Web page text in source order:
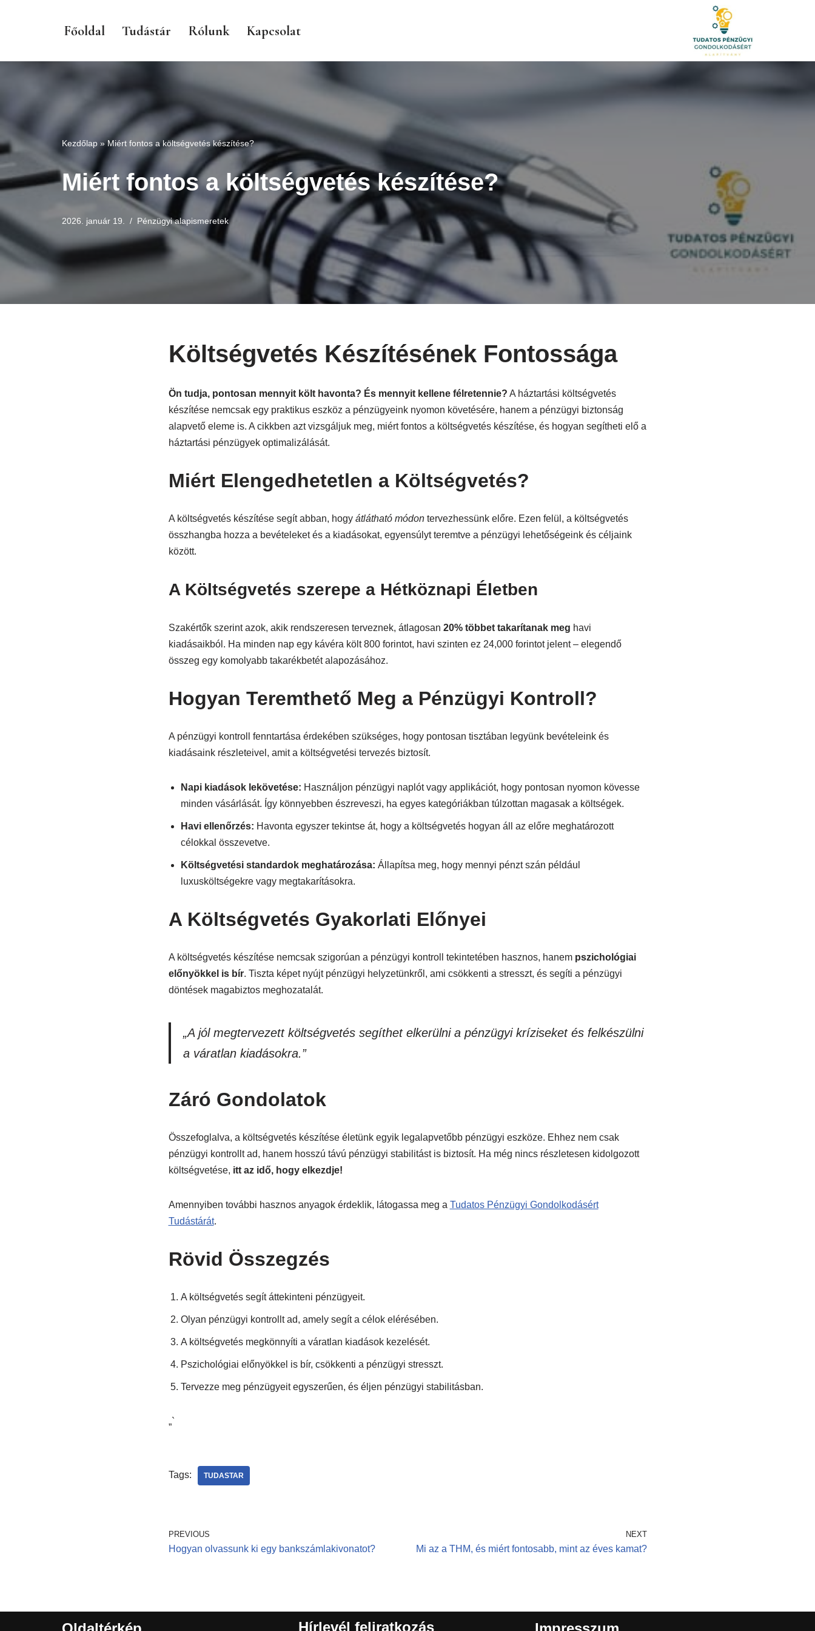
Főoldal Tudástár Rólunk Kapcsolat
Kezdőlap »Miért fontos a költségvetés készítése?
Miért fontos a költségvetés készítése?
2026. január 19. Pénzügyi alapismeretek
Költségvetés Készítésének Fontossága
Ön tudja, pontosan mennyit költ havonta? És mennyit kellene félretennie? A háztartási költségvetés
készítése nemcsak egy praktikus eszköz a pénzügyeink nyomon követésére, hanem a pénzügyi biztonság
alapvető eleme is. A cikkben azt vizsgáljuk meg, miért fontos a költségvetés készítése, és hogyan segítheti elő a
háztartási pénzügyek optimalizálását.
Miért Elengedhetetlen a Költségvetés?
A költségvetés készítése segít abban, hogy átlátható módontervezhessünk előre. Ezen felül, a költségvetés
összhangba hozza a bevételeket és a kiadásokat, egyensúlyt teremtve a pénzügyi lehetőségeink és céljaink
között.
A Költségvetés szerepe a Hétköznapi Életben
Szakértők szerint azok, akik rendszeresen terveznek, átlagosan 20% többet takarítanak meg havi
kiadásaikból. Ha minden nap egy kávéra költ 800 forintot, havi szinten ez 24,000 forintot jelent – elegendő
összeg egy komolyabb takarékbetét alapozásához.
Hogyan Teremthető Meg a Pénzügyi Kontroll?
A pénzügyi kontroll fenntartása érdekében szükséges, hogy pontosan tisztában legyünk bevételeink és
kiadásaink részleteivel, amit a költségvetési tervezés biztosít.
Napi kiadások lekövetése: Használjon pénzügyi naplót vagy applikációt, hogy pontosan nyomon kövesse
minden vásárlását. Így könnyebben észreveszi, ha egyes kategóriákban túlzottan magasak a költségek.
Havi ellenőrzés: Havonta egyszer tekintse át, hogy a költségvetés hogyan áll az előre meghatározott
célokkal összevetve.
Költségvetési standardok meghatározása: Állapítsa meg, hogy mennyi pénzt szán például
luxusköltségekre vagy megtakarításokra.
A Költségvetés Gyakorlati Előnyei
A költségvetés készítése nemcsak szigorúan a pénzügyi kontroll tekintetében hasznos, hanem pszichológiai
előnyökkel is bír. Tiszta képet nyújt pénzügyi helyzetünkről, ami csökkenti a stresszt, és segíti a pénzügyi
döntések magabiztos meghozatalát.
„A jól megtervezett költségvetés segíthet elkerülni a pénzügyi kríziseket és felkészülni
a váratlan kiadásokra.”
Záró Gondolatok
Összefoglalva, a költségvetés készítése életünk egyik legalapvetőbb pénzügyi eszköze. Ehhez nem csak
pénzügyi kontrollt ad, hanem hosszú távú pénzügyi stabilitást is biztosít. Ha még nincs részletesen kidolgozott
költségvetése, itt az idő, hogy elkezdje!
Amennyiben további hasznos anyagok érdeklik, látogassa meg a Tudatos Pénzügyi Gondolkodásért
Tudástárát.
Rövid Összegzés
A költségvetés segít áttekinteni pénzügyeit.
Olyan pénzügyi kontrollt ad, amely segít a célok elérésében.
A költségvetés megkönnyíti a váratlan kiadások kezelését.
Pszichológiai előnyökkel is bír, csökkenti a pénzügyi stresszt.
Tervezze meg pénzügyeit egyszerűen, és éljen pénzügyi stabilitásban.
„`
Tags: TUDASTAR
PREVIOUS
Hogyan olvassunk ki egy bankszámlakivonatot?
NEXT
Mi az a THM, és miért fontosabb, mint az éves kamat?
Hírlevél feliratkozás